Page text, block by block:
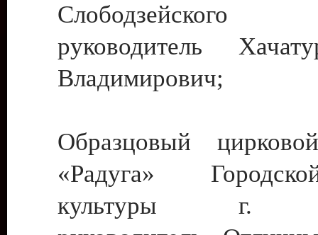
руководитель
Владимирович;
Образцовый
«Радуга»
культуры г.